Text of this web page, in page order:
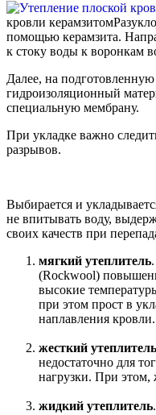
кровли керамзитом
помощью керамзита.
к стоку воды к воронкам
Далее, на
гидроизоляционный
специальную мембрану.
При укладке важно
разрывов.
Выбирается и
не впитывать воду,
своих качеств при
мягкий утеплитель
(Rockwool)
высокие
при этом прост в
наплавления кровли.
жесткий утеплитель
недостаточно для
нагрузки. При этом,
жидкий утеплитель